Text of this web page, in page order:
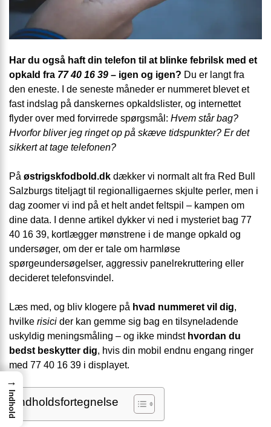
Har du også haft din telefon til at blinke febrilsk med et
opkald fra 77 40 16 39 – igen og igen? Du er langt fra
den eneste. I de seneste måneder er nummeret blevet et
fast indslag på danskernes opkaldslister, og internettet
flyder over med forvirrede spørgsmål: Hvem står bag?
Hvorfor bliver jeg ringet op på skæve tidspunkter? Er det
sikkert at tage telefonen?
På østrigskfodbold.dk dækker vi normalt alt fra Red Bull
Salzburgs titeljagt til regionalligaernes skjulte perler, men i
dag zoomer vi ind på et helt andet feltspil – kampen om
dine data. I denne artikel dykker vi ned i mysteriet bag 77
40 16 39, kortlægger mønstrene i de mange opkald og
undersøger, om der er tale om harmløse
spørgeundersøgelser, aggressiv panelrekruttering eller
decideret telefonsvindel.
Læs med, og bliv klogere på hvad nummeret vil dig,
hvilke risici der kan gemme sig bag en tilsyneladende
uskyldig meningsmåling – og ikke mindst hvordan du
bedst beskytter dig, hvis din mobil endnu engang ringer
med 77 40 16 39 i displayet.
Indholdsfortegnelse
→
Indhold